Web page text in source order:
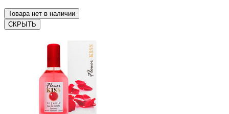
Товара нет в наличии
СКРЫТЬ